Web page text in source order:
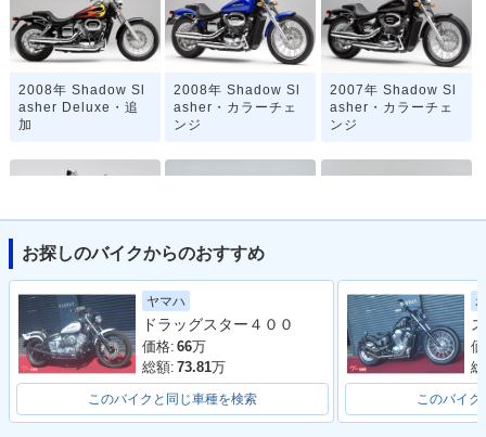
2008年 Shadow Sl
asher Deluxe・追
加
2008年 Shadow Sl
asher・カラーチェ
ンジ
2007年 Shadow Sl
asher・カラーチェ
ンジ
2006年 Shadow Sl
asher・カラーチェ
2005年 Shadow Sl
asher・カラーチェ
ンジ
asher プルバックハ
ンドル仕様・追加
お探しのバイクからのおすすめ
ヤマハ
ドラッグスター４００
価格: 66万
総額: 73.81万
このバイクと同じ車種を検索 このバイク